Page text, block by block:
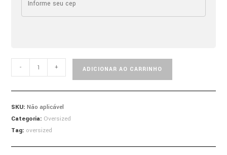
- + ADICIONAR AO CARRINHO
SKU:Não aplicável
Categoria: Oversized
Tag: oversized